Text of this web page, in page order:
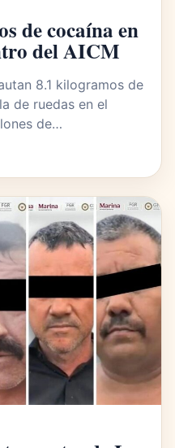
de cocaína en
del AICM
8.1 kilogramos de
de ruedas en el
de…